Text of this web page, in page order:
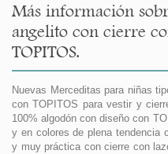
Más información
angelito con cierre
TOPITOS.
Nuevas Merceditas para niñas
con TOPITOS para vestir y
100% algodón con diseño con
y en colores de plena tendencia
y muy práctica con cierre con